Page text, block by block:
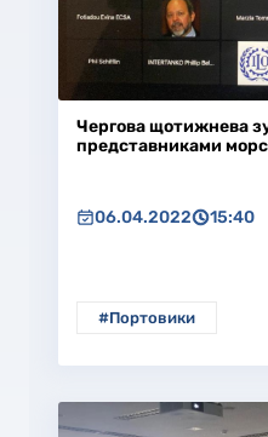
Чергова щотижнева
представниками
06.04.2022 15:40
#Портовики